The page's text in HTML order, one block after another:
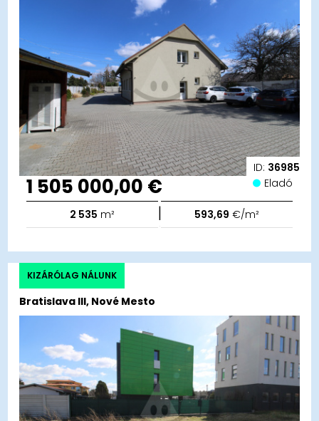
ID: 36985
1 505 000,00 € Eladó
2 535 m² | 593,69 €/m²
Bratislava III, Nové Mesto
KIZÁRÓLAG NÁLUNK